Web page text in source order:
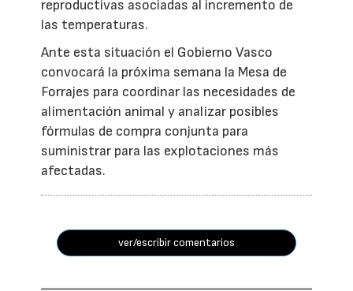
reproductivas asociadas al incremento de
las temperaturas.
Ante esta situación el Gobierno Vasco
convocará la próxima semana la Mesa de
Forrajes para coordinar las necesidades de
alimentación animal y analizar posibles
fórmulas de compra conjunta para
suministrar para las explotaciones más
afectadas.
ver/escribir comentarios